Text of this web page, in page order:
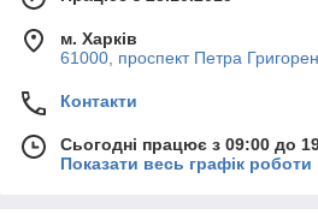
м. Харків
61000, проспект Петра
Контакти
Сьогодні працює з 09:00 до
Показати весь графік роботи